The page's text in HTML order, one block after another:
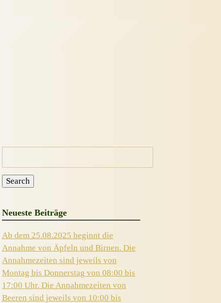
nach:
Search
Neueste Beiträge
Ab dem 25.08.2025 beginnt die
Annahme von Äpfeln und Birnen. Die
Annahmezeiten sind jeweils von
Montag bis Donnerstag von 08:00 bis
17:00 Uhr. Die Annahmezeiten von
Beeren sind jeweils von 10:00 bis